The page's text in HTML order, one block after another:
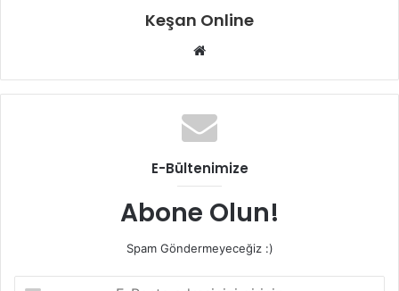
Keşan Online
Web
E-Bültenimize
Abone Olun!
Spam Göndermeyeceğiz :)